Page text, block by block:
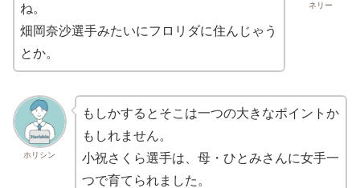
ネリー
ね。
畑岡奈沙選手みたいにフロリダに住んじゃう
とか。
ホリシン
もしかするとそこは一つの大きなポイントか
もしれません。
小祝さくら選手は、母・ひとみさんに女手一
つで育てられました。